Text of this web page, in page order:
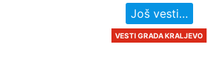
Još vesti…
VESTI GRADA KRALJEVO